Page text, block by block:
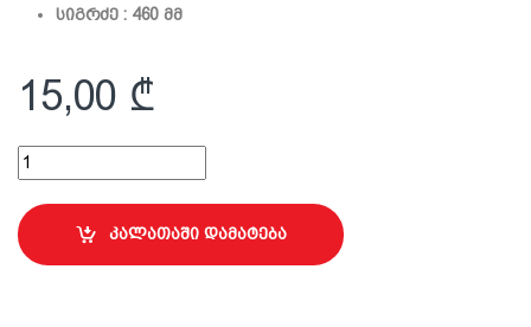
სიგრძე : 460 მმ
15,00 ₾
Premier-ის ხის ბურღი; 20x460მმ quantity
კალათაში დამატება